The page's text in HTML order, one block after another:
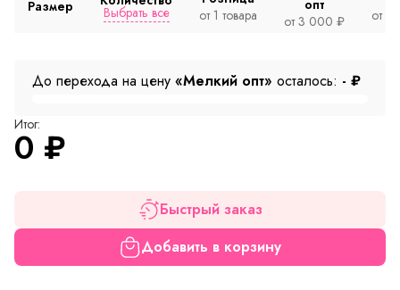
Размер Выбрать все
от 1 товара
опт
от 3 000 ₽
от
До перехода на цену «Мелкий опт» осталось: - ₽
Итог:
0 ₽
Быстрый заказ
Добавить в корзину